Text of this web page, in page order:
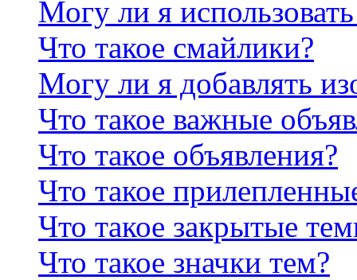
Могу ли я
Что такое смайлики?
Могу ли я добавлять
Что такое важные
Что такое объявления?
Что такое
Что такое закрытые
Что такое значки тем?